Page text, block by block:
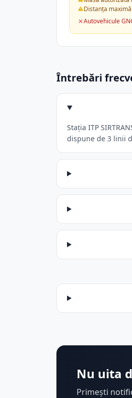
Distanța
Autovehicule
Întrebări
Stația ITP
dispune de 3 linii
Nu uita
Primești